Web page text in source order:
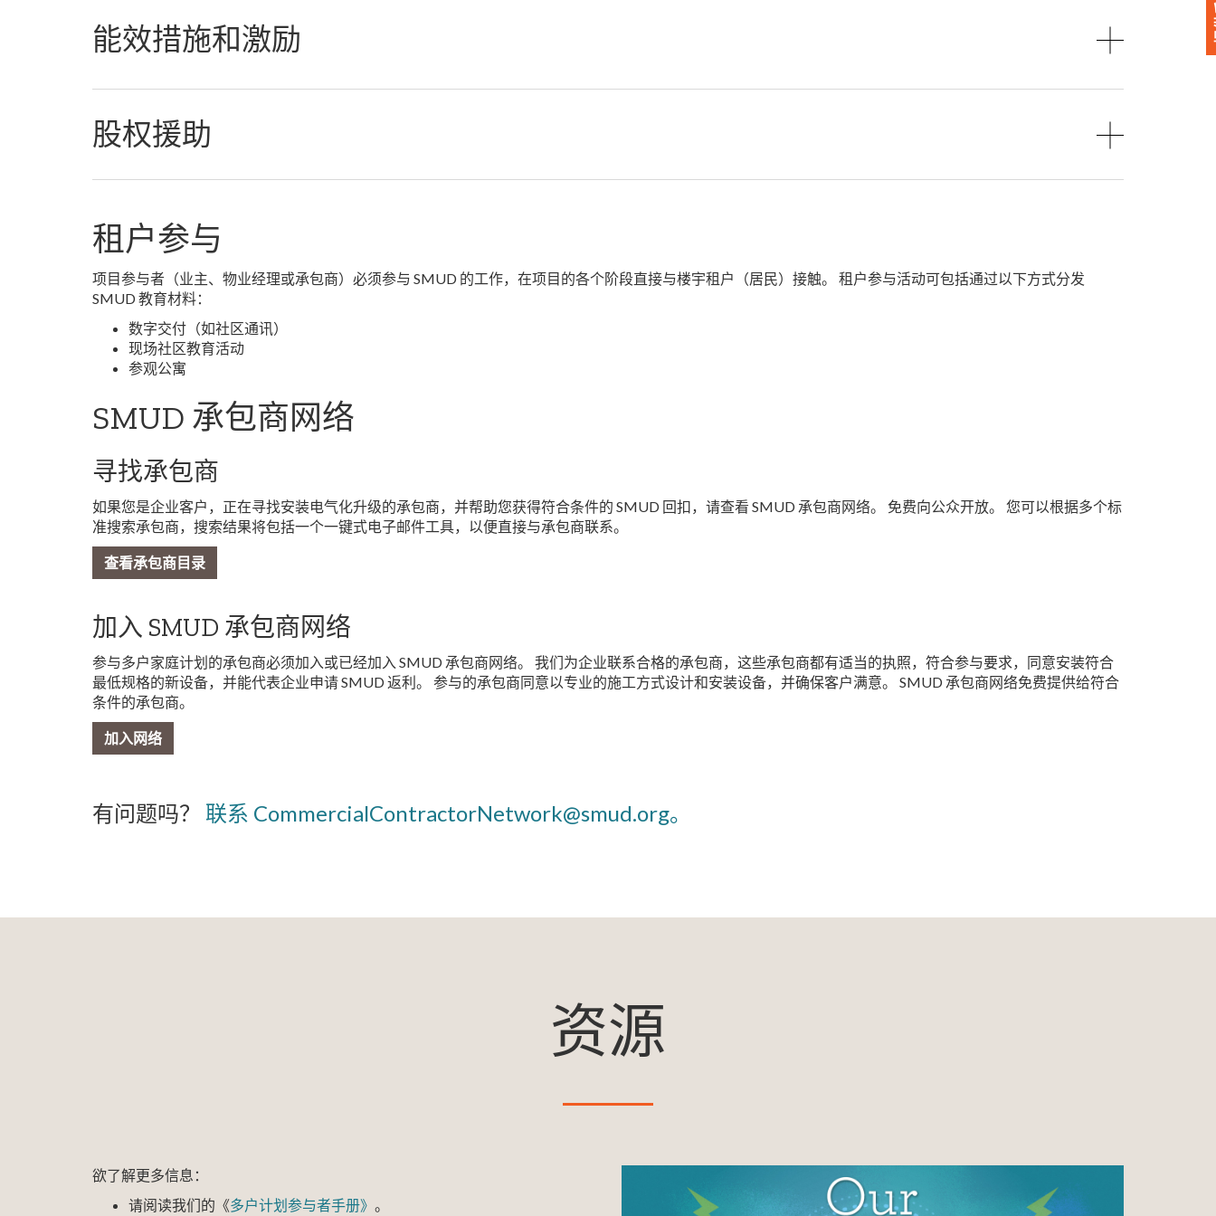
能效措施和激励
股权援助
租户参与
项目参与者（业主、物业经理或承包商）必须参与 SMUD 的工作，在项目的各个阶段直接与楼宇租户（居民）接触。 租户参与活动可包括通过以下方式分发
SMUD 教育材料：
数字交付（如社区通讯）
现场社区教育活动
参观公寓
SMUD 承包商网络
寻找承包商
如果您是企业客户，正在寻找安装电气化升级的承包商，并帮助您获得符合条件的 SMUD 回扣，请查看 SMUD 承包商网络。 免费向公众开放。 您可以根据多个标
准搜索承包商，搜索结果将包括一个一键式电子邮件工具，以便直接与承包商联系。
查看承包商目录
加入 SMUD 承包商网络
参与多户家庭计划的承包商必须加入或已经加入 SMUD 承包商网络。 我们为企业联系合格的承包商，这些承包商都有适当的执照，符合参与要求，同意安装符合
最低规格的新设备，并能代表企业申请 SMUD 返利。 参与的承包商同意以专业的施工方式设计和安装设备，并确保客户满意。 SMUD 承包商网络免费提供给符合
条件的承包商。
加入网络
有问题吗？ 联系 CommercialContractorNetwork@smud.org。
资源
欲了解更多信息：
请阅读我们的《多户计划参与者手册》 。